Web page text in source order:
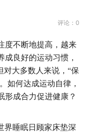
评论：0
度不断地提高，越来
良好的运动习惯，
对大多数人来说，“保
如何达成运动自律，
形成合力促进健康？
界睡眠日顾家床垫深